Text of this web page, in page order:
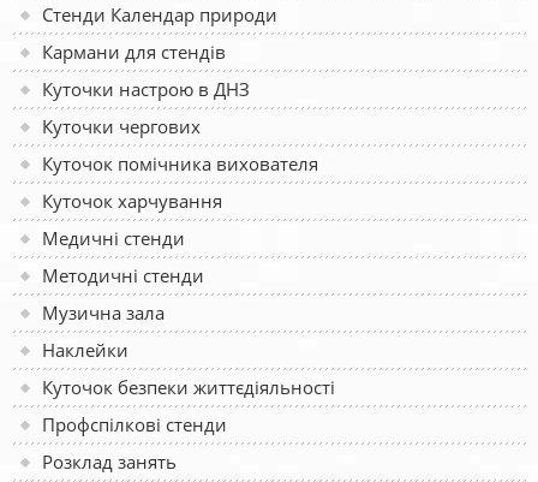
Стенди Календар природи
Кармани для стендів
Куточки настрою в ДНЗ
Куточки чергових
Куточок помічника вихователя
Куточок харчування
Медичні стенди
Методичні стенди
Музична зала
Наклейки
Куточок безпеки життєдіяльності
Профспілкові стенди
Розклад занять